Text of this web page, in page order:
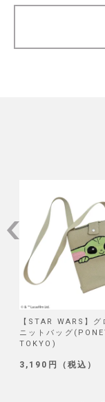
【STAR WARS】
ニットバッグ
TOKYO)
3,190円（税込）